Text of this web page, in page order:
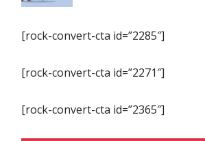
[rock-convert-cta id=”2285″]
[rock-convert-cta id=”2271″]
[rock-convert-cta id=”2365″]